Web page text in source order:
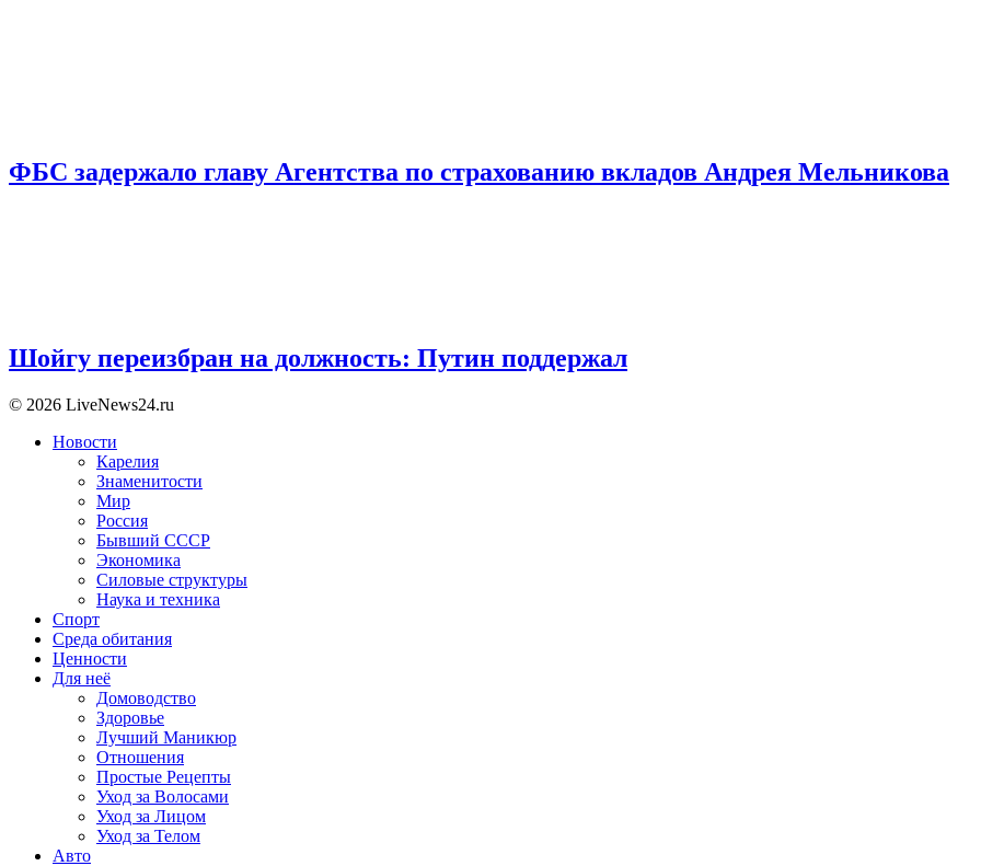
ФБС задержало главу Агентства по страхованию вкладов Андрея Мельникова
Шойгу переизбран на должность: Путин поддержал
© 2026 LiveNews24.ru
Новости
Карелия
Знаменитости
Мир
Россия
Бывший СССР
Экономика
Силовые структуры
Наука и техника
Спорт
Среда обитания
Ценности
Для неё
Домоводство
Здоровье
Лучший Маникюр
Отношения
Простые Рецепты
Уход за Волосами
Уход за Лицом
Уход за Телом
Авто